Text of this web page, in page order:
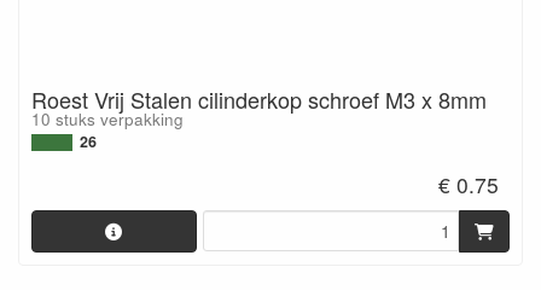
Roest Vrij Stalen cilinderkop schroef M3 x 8mm
10 stuks verpakking
26
€ 0.75